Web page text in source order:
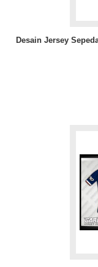
Desain Jersey